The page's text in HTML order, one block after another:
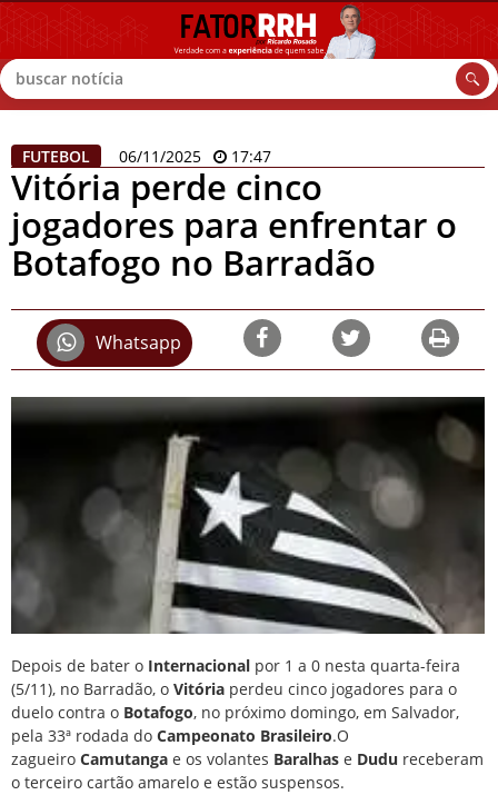
Buscar
FUTEBOL 06/11/2025 17:47
Vitória perde cinco
jogadores para enfrentar o
Botafogo no Barradão
Whatsapp
Depois de bater o Internacional por 1 a 0 nesta quarta-feira
(5/11), no Barradão, o Vitória perdeu cinco jogadores para o
duelo contra o Botafogo, no próximo domingo, em Salvador,
pela 33ª rodada do Campeonato Brasileiro.O
zagueiro Camutanga e os volantes Baralhas e Dudu receberam
o terceiro cartão amarelo e estão suspensos.